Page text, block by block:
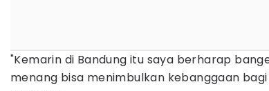
"Kemarin di Bandung itu saya berharap
menang bisa menimbulkan kebanggaan